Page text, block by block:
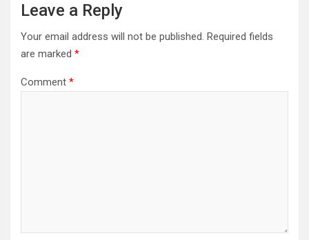
Leave a Reply
Your email address will not be published. Required fields
are marked *
Comment *